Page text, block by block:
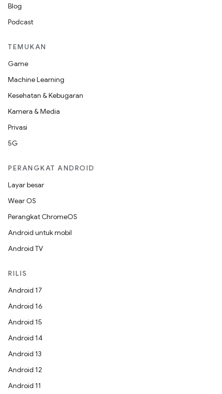
Blog
Podcast
TEMUKAN
Game
Machine Learning
Kesehatan & Kebugaran
Kamera & Media
Privasi
5G
PERANGKAT ANDROID
Layar besar
Wear OS
Perangkat ChromeOS
Android untuk mobil
Android TV
RILIS
Android 17
Android 16
Android 15
Android 14
Android 13
Android 12
Android 11